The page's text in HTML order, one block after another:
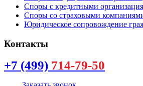
Споры с кредитными
Споры со страховыми
Юридическое сопровождение
Контакты
+7 (499) 714-79-50